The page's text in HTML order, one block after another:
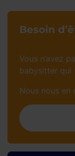
Besoin
Vous n’avez
babysitter qui
Nous nous en